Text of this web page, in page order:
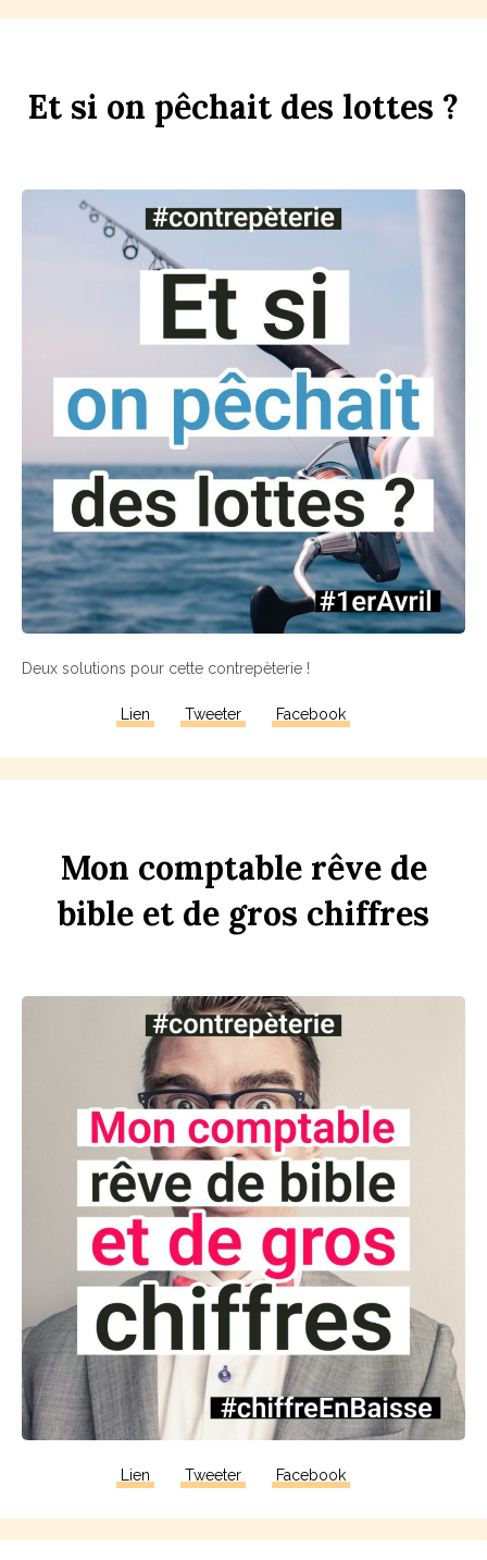
Et si on pêchait des lottes ?
Deux solutions pour cette contrepèterie !
Lien Tweeter Facebook
Mon comptable rêve de
bible et de gros chiffres
Lien Tweeter Facebook